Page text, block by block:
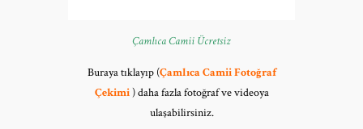
Çamlıca Camii Ücretsiz
Buraya tıklayıp (Çamlıca Camii Fotoğraf
Çekimi) daha fazla fotoğraf ve videoya
ulaşabilirsiniz.